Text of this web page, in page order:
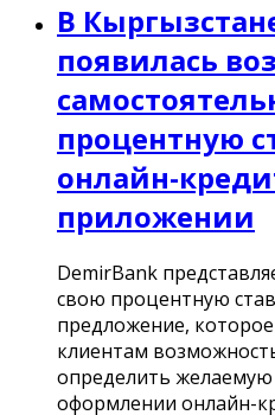
В
появилась
процентную
онлайн-
приложении
DemirBank
свою процентную
предложение,
клиентам
определить
оформлении онлайн-